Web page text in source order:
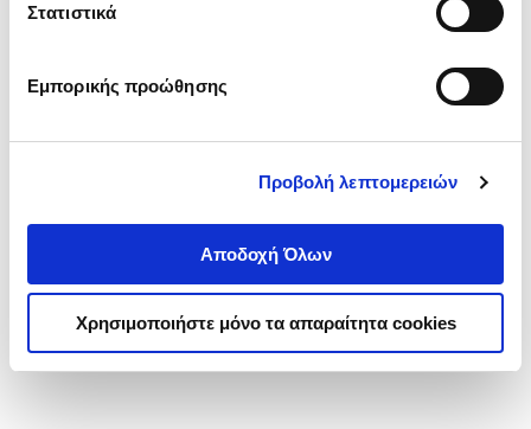
Στατιστικά
Εμπορικής προώθησης
Προβολή λεπτομερειών
Αποδοχή Όλων
Χρησιμοποιήστε μόνο τα απαραίτητα cookies